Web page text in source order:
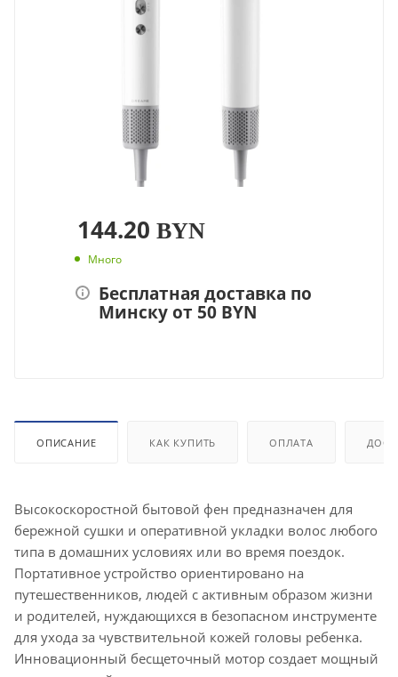
144.20 BYN
Много
Бесплатная доставка по
Минску от 50 BYN
ОПИСАНИЕ КАК КУПИТЬ ОПЛАТА
Высокоскоростной бытовой фен предназначен для
бережной сушки и оперативной укладки волос любого
типа в домашних условиях или во время поездок.
Портативное устройство ориентировано на
путешественников, людей с активным образом жизни
и родителей, нуждающихся в безопасном инструменте
для ухода за чувствительной кожей головы ребенка.
Инновационный бесщеточный мотор создает мощный